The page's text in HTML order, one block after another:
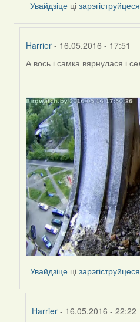
Увайдзіце цізарэгіструйцеся
Harrier - 16.05.2016 - 17:51
In
by
Harrier
А вось і самка вярнулася і
Увайдзіце цізарэгіструйцеся
Harrier- 16.05.2016 - 22:22